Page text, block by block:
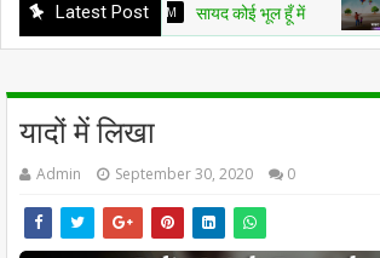
Latest Post
POEM सायद कोई भूल हूँ में POEM
यादों में लिखा
Admin September 30, 2020 0